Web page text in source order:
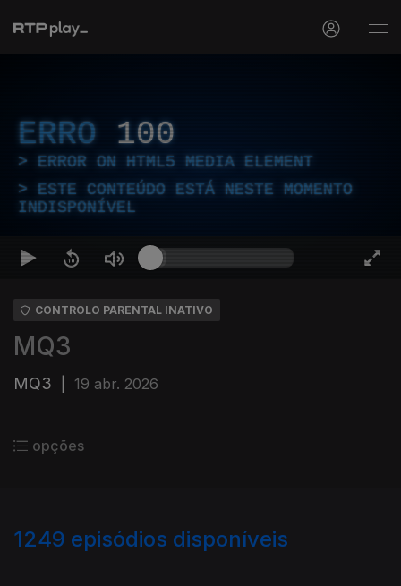
ERRO 100
ERROR ON HTML5 MEDIA ELEMENT
ESTE CONTEÚDO ESTÁ NESTE MOMENTO
INDISPONÍVEL
CONTROLO PARENTAL INATIVO
MQ3
MQ3 19 abr. 2026
opções
1249 episódios disponíveis